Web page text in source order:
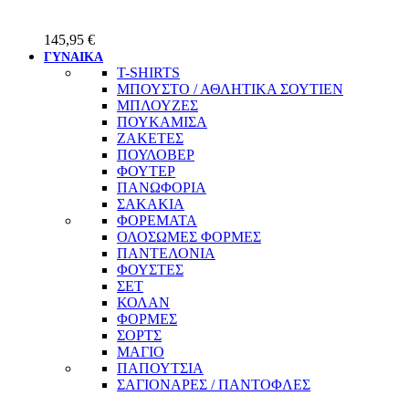
145,95 €
ΓΥΝΑΙΚΑ
T-SHIRTS
ΜΠΟΥΣΤΟ / ΑΘΛΗΤΙΚΑ ΣΟΥΤΙΕΝ
ΜΠΛΟΥΖΕΣ
ΠΟΥΚΑΜΙΣΑ
ΖΑΚΕΤΕΣ
ΠΟΥΛΟΒΕΡ
ΦΟΥΤΕΡ
ΠΑΝΩΦΟΡΙΑ
ΣΑΚΑΚΙΑ
ΦΟΡΕΜΑΤΑ
ΟΛΟΣΩΜΕΣ ΦΟΡΜΕΣ
ΠΑΝΤΕΛΟΝΙΑ
ΦΟΥΣΤΕΣ
ΣΕΤ
ΚΟΛΑΝ
ΦΟΡΜΕΣ
ΣΟΡΤΣ
ΜΑΓΙΟ
ΠΑΠΟΥΤΣΙΑ
ΣΑΓΙΟΝΑΡΕΣ / ΠΑΝΤΟΦΛΕΣ